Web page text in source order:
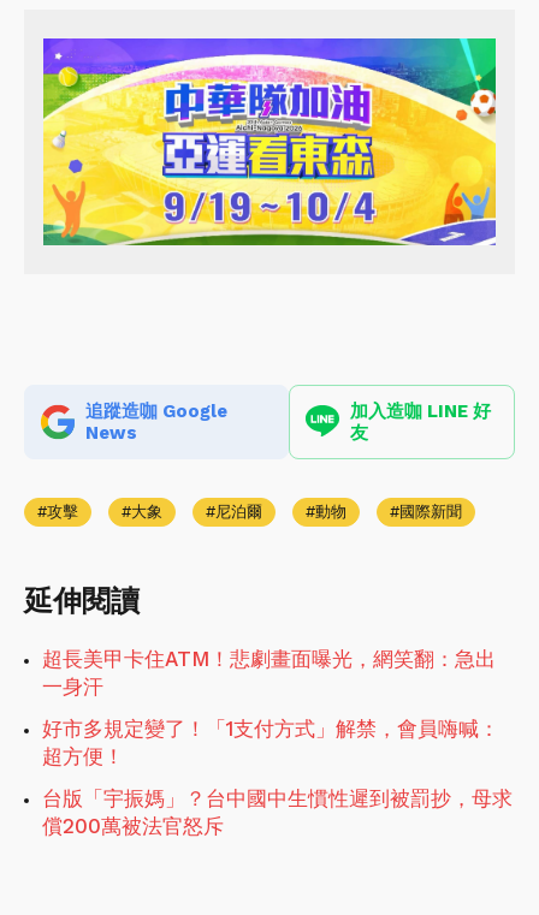
追蹤造咖 Google
News
加入造咖 LINE 好
友
攻擊 大象 尼泊爾 動物 國際新聞
延伸閱讀
超長美甲卡住ATM！悲劇畫面曝光，網笑翻：急出
一身汗
好市多規定變了！「1支付方式」解禁，會員嗨喊：
超方便！
台版「宇振媽」？台中國中生慣性遲到被罰抄，母求
償200萬被法官怒斥